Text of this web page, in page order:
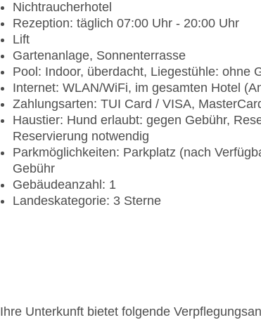
Nichtraucherhotel
Rezeption: täglich 07:00 Uhr - 20:00 Uhr
Lift
Gartenanlage, Sonnenterrasse
Pool: Indoor, überdacht, Liegestühle: ohne
Internet: WLAN/WiFi, im gesamten Hotel
Zahlungsarten: TUI Card / VISA,
Haustier: Hund erlaubt: gegen Gebühr,
Reservierung notwendig
Parkmöglichkeiten: Parkplatz (nach
Gebühr
Gebäudeanzahl: 1
Landeskategorie: 3 Sterne
Ihre Unterkunft bietet folgende